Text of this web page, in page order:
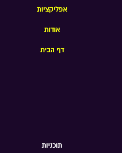
אפליקציות
אודות
דף הבית
תוכניות